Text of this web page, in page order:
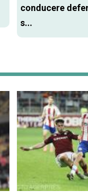
conducere
s...